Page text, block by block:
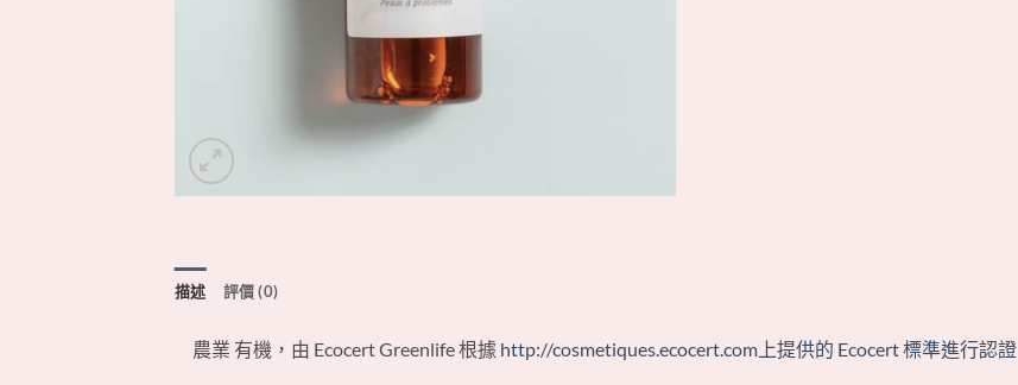
描述 評價 (0)
農業 有機，由 Ecocert Greenlife 根據 http://cosmetiques.ecocert.com上提供的 Ecocert 標準進行認證